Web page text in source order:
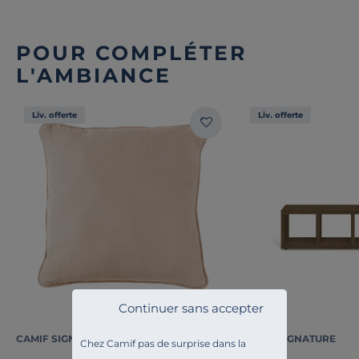
Chez Camif pas de surprise dans la
Continuer sans accepter
POUR COMPLÉTER
L'AMBIANCE
Liv. offerte
CAMIF SIGNATURE
Liv. offerte
CAMIF SIGNATURE